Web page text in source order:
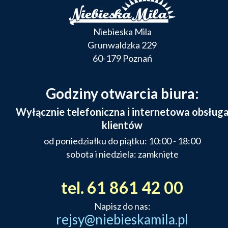
Niebieska Mila
Grunwaldzka 229
60-179 Poznań
Godziny otwarcia biura:
Wyłącznie telefoniczna i internetowa
klientów
od poniedziałku do piątku: 10:00 - 18:00
sobota i niedziela: zamknięte
tel. 61 861 42 00
Napisz do nas:
rejsy@niebieskamila.pl